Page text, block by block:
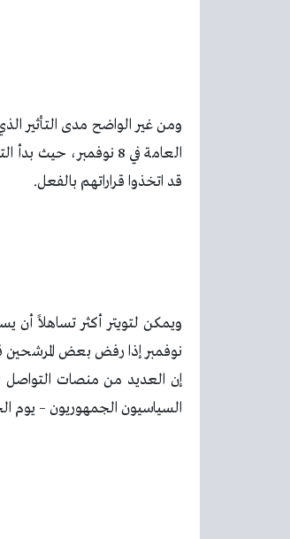
ومن غير الواضح مدى التأثير
العامة في 8 نوفمبر،
قد اتخذوا قراراتهم بالفعل.
نوفمبر إذا رفض بعض
إن العديد من منصات التواصل
السياسيون الجمهوريون – يوم